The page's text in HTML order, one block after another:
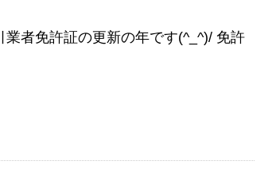
者免許証の更新の年です(^_^)/ 免許